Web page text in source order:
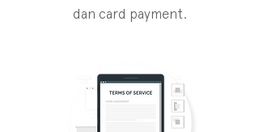
dan card payment.